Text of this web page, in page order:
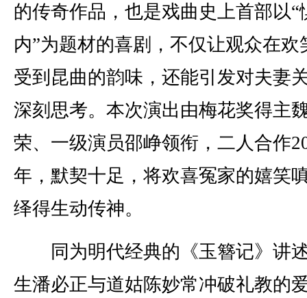
的传奇作品，也是戏曲史上首部以“
内”为题材的喜剧，不仅让观众在欢
受到昆曲的韵味，还能引发对夫妻
深刻思考。本次演出由梅花奖得主
荣、一级演员邵峥领衔，二人合作
年，默契十足，将欢喜冤家的嬉笑
绎得生动传神。
同为明代经典的《玉簪记》讲
生潘必正与道姑陈妙常冲破礼教的